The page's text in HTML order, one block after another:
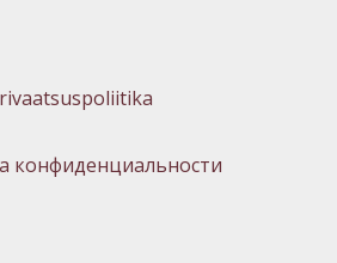
конфиденциальности